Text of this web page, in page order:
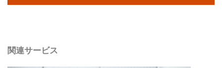
関連サービス